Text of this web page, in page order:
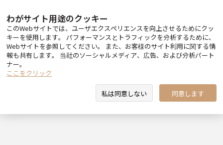
わがサイト用途のクッキー
このWebサイトでは、ユーザエクスペリエンスを向上させるためにクッ
キーを使用します。 パフォーマンスとトラフィックを分析するために、
Webサイトを参照してください。 また、お客様のサイト利用に関する情
報も共有します。 当社のソーシャルメディア、広告、および分析パート
ナー。
ここをクリック
私は同意しない 同意します